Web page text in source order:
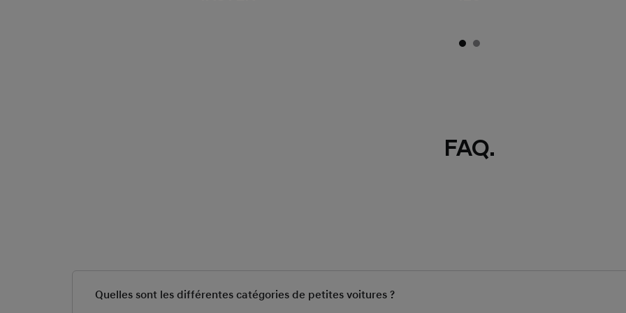
FAQ.
Quelles sont les différentes catégories de petites voitures ?